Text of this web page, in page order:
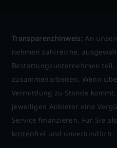
Transparenzhinweis: An
nehmen zahlreiche,
Bestattungsunternehmen
zusammenarbeiten. Wenn
Vermittlung zu Stande
jeweiligen Anbieter eine
Service finanzieren. Für Sie
kostenfrei und unverbindlich.